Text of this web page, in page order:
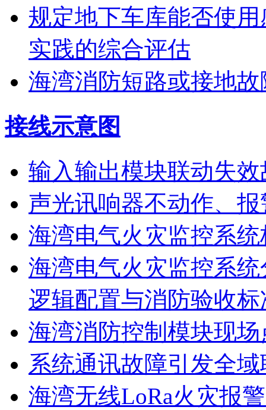
规定地下车库能否使
实践的综合评估
海湾消防短路或接地
接线示意图
输入输出模块联动失效
声光讯响器不动作、
海湾电气火灾监控系
海湾电气火灾监控系
逻辑配置与消防验收标
海湾消防控制模块现
系统通讯故障引发全
海湾无线LoRa火灾报